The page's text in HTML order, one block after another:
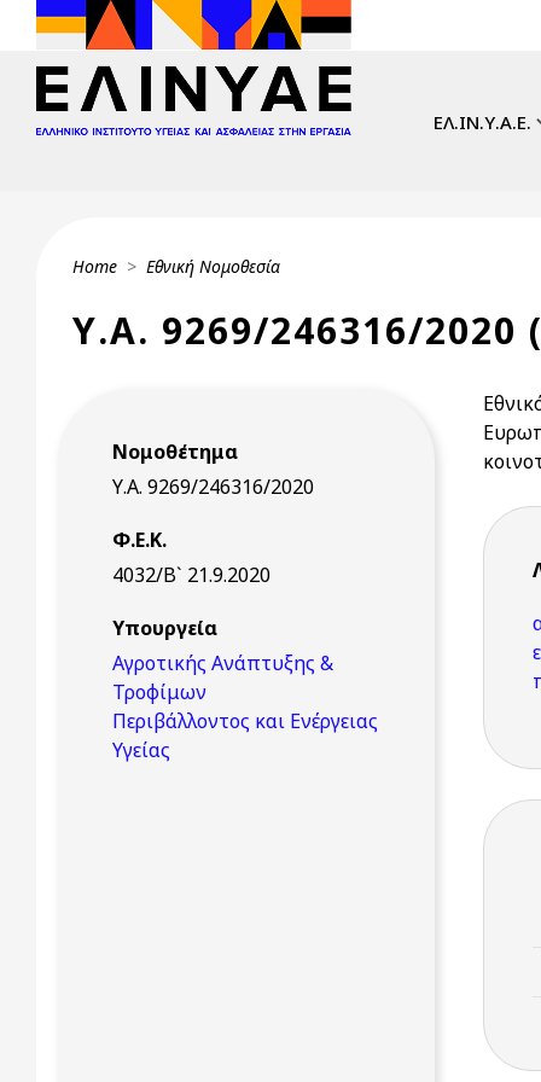
Skip to main content
ΕΛ.ΙΝ.Υ.Α.Ε.
Breadcrumb
Home Εθνική Νομοθεσία
Υ.Α. 9269/246316/
Νομοθέτημα
Υ.Α. 9269/246316/2020
Φ.Ε.Κ.
4032/Β` 21.9.2020
Υπουργεία
Αγροτικής Ανάπτυξης &
Τροφίμων
Περιβάλλοντος και Ενέργειας
Υγείας